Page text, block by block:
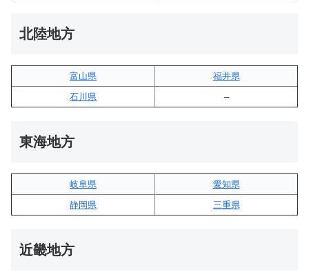
北陸地方
富山県
福井県
石川県
–
東海地方
岐阜県
愛知県
静岡県
三重県
近畿地方